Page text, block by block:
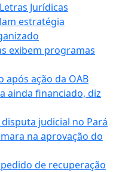
Jurídicas
estratégia
exibem programas
após ação da OAB
ainda financiado, diz
judicial no Pará
na aprovação do
de recuperação